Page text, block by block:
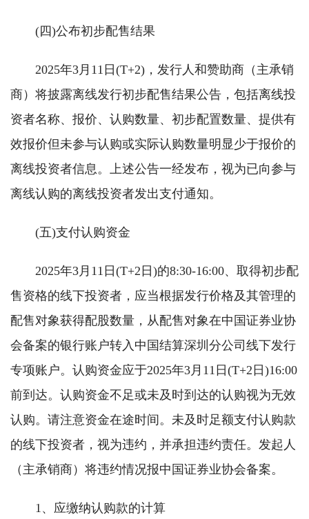
(四)公布初步配售结果
2025年3月11日(T+2)，发行人和赞助商（主承销
商）将披露离线发行初步配售结果公告，包括离线投
资者名称、报价、认购数量、初步配置数量、提供有
效报价但未参与认购或实际认购数量明显少于报价的
离线投资者信息。上述公告一经发布，视为已向参与
离线认购的离线投资者发出支付通知。
(五)支付认购资金
2025年3月11日(T+2日)的8:30-16:00、取得初步配
售资格的线下投资者，应当根据发行价格及其管理的
配售对象获得配股数量，从配售对象在中国证券业协
会备案的银行账户转入中国结算深圳分公司线下发行
专项账户。认购资金应于2025年3月11日(T+2日)16:00
前到达。认购资金不足或未及时到达的认购视为无效
认购。请注意资金在途时间。未及时足额支付认购款
的线下投资者，视为违约，并承担违约责任。发起人
（主承销商）将违约情况报中国证券业协会备案。
1、应缴纳认购款的计算